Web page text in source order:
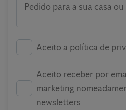
Pedido para a sua casa ou
Aceito a política de
Aceito receber por
marketing
newsletters